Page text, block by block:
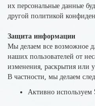
их персональные данные
другой политикой
Защита информации
Мы делаем все возможное
наших пользователей от
изменения, раскрытия или
В частности, мы делаем
Активно